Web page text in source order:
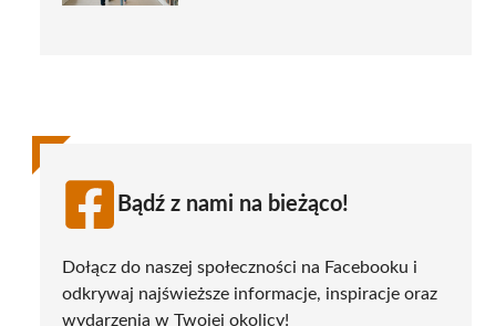
Bądź z nami na bieżąco!
Dołącz do naszej społeczności na Facebooku i
odkrywaj najświeższe informacje, inspiracje oraz
wydarzenia w Twojej okolicy!